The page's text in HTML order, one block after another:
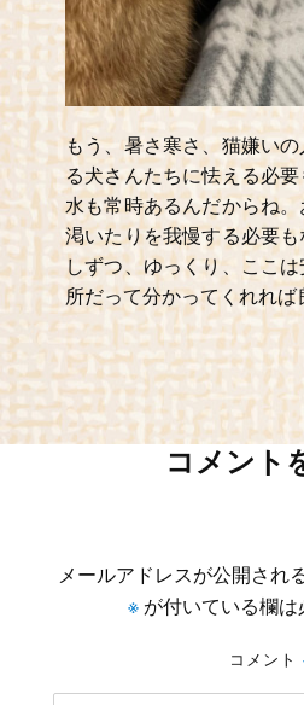
もう、暑さ寒さ、猫嫌い
る犬さんたちに怯える必
水も常時あるんだからね
渇いたりを我慢する必要
しずつ、ゆっくり、ここ
所だって分かってくれれば
コメント
メールアドレスが公開され
※が付いている欄は
コメント